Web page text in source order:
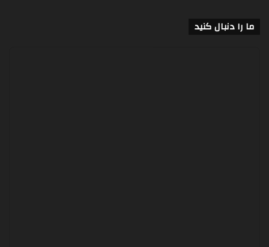
ما را دنبال کنید